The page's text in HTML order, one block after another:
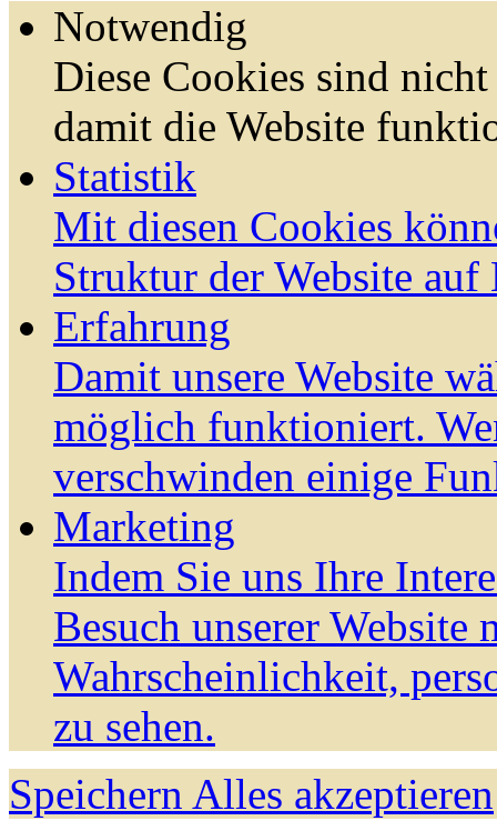
Notwendig
Diese Cookies sind
damit die Website
Statistik
Mit diesen Cookies
Struktur der Website auf
Erfahrung
Damit unsere Website
möglich funktioniert.
verschwinden einige
Marketing
Indem Sie uns Ihre
Besuch unserer Website
Wahrscheinlichkeit,
zu sehen.
Speichern Alles akzeptieren